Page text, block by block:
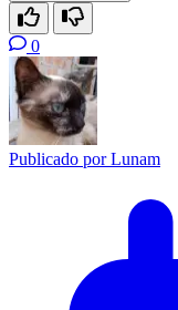
0
Publicado porLunam